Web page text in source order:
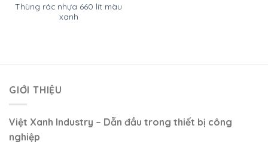
Thùng rác nhựa 660 lít màu
xanh
GIỚI THIỆU
Việt Xanh Industry – Dẫn đầu trong thiết bị công
nghiệp